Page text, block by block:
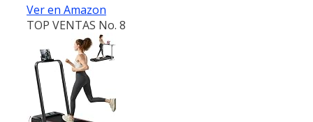
Ver en Amazon
TOP VENTAS No. 8